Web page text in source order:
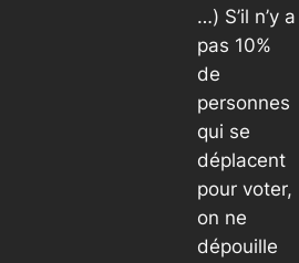
…) S’il n’y a
pas 10%
de
personnes
qui se
déplacent
pour voter,
on ne
dépouille